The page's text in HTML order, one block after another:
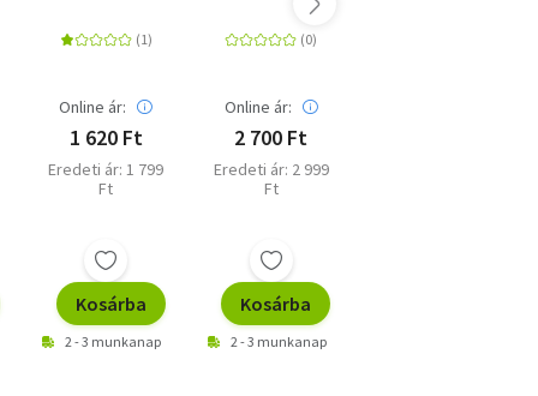
Online ár:
1 620 Ft
Eredeti ár: 1 799
Ft
Kosárba
2 - 3 munkanap
Online ár:
2 700 Ft
Eredeti ár: 2 999
Ft
Kosárba
2 - 3 munkanap